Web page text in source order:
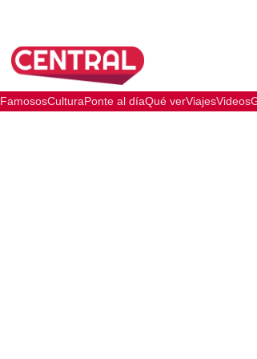
FamososCulturaPonte al díaQué verViajesVideos